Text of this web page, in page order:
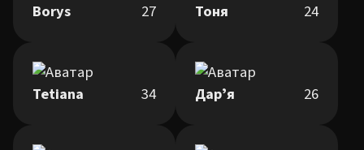
Borys 27 Тоня 24
Tetiana 34 Дарʼя 26